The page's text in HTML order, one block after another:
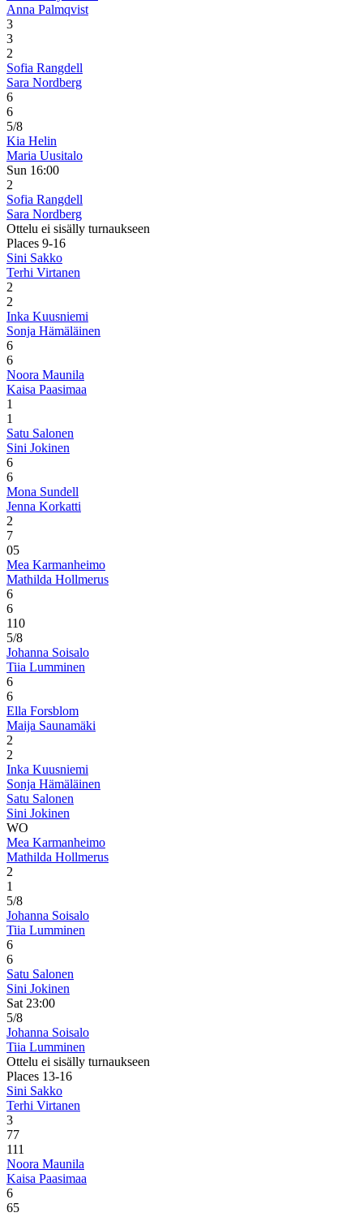
Anna Palmqvist
3
3
2
Sofia Rangdell
Sara Nordberg
6
6
5/8
Kia Helin
Maria Uusitalo
Sun 16:00
2
Sofia Rangdell
Sara Nordberg
Ottelu ei sisälly turnaukseen
Places 9-16
Sini Sakko
Terhi Virtanen
2
2
Inka Kuusniemi
Sonja Hämäläinen
6
6
Noora Maunila
Kaisa Paasimaa
1
1
Satu Salonen
Sini Jokinen
6
6
Mona Sundell
Jenna Korkatti
2
7
05
Mea Karmanheimo
Mathilda Hollmerus
6
6
110
5/8
Johanna Soisalo
Tiia Lumminen
6
6
Ella Forsblom
Maija Saunamäki
2
2
Inka Kuusniemi
Sonja Hämäläinen
Satu Salonen
Sini Jokinen
WO
Mea Karmanheimo
Mathilda Hollmerus
2
1
5/8
Johanna Soisalo
Tiia Lumminen
6
6
Satu Salonen
Sini Jokinen
Sat 23:00
5/8
Johanna Soisalo
Tiia Lumminen
Ottelu ei sisälly turnaukseen
Places 13-16
Sini Sakko
Terhi Virtanen
3
77
111
Noora Maunila
Kaisa Paasimaa
6
65